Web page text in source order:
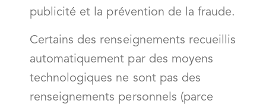
publicité et la prévention de la fraude.
Certains des renseignements recueillis
automatiquement par des moyens
technologiques ne sont pas des
renseignements personnels (parce